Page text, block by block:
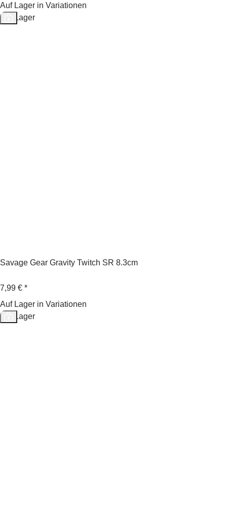
Auf Lager in Variationen
Auf Lager
Savage Gear Gravity Twitch SR 8.3cm
7,99 € *
Auf Lager in Variationen
Auf Lager